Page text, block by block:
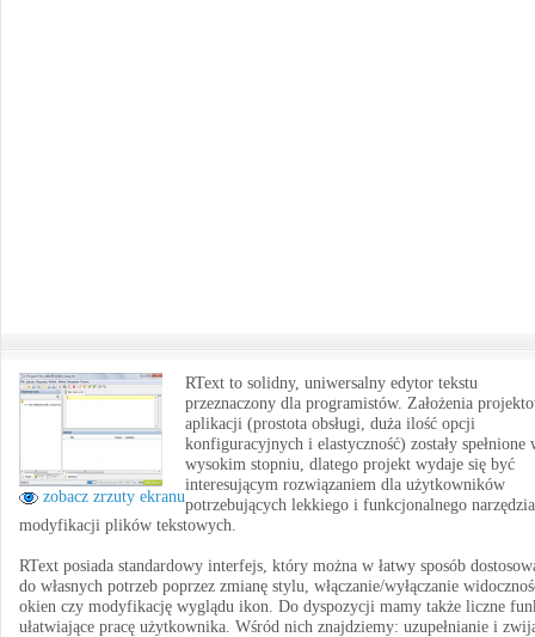
zobacz zrzuty ekranu
RText to solidny, uniwersalny edytor tekstu
przeznaczony dla programistów. Założenia
aplikacji (prostota obsługi, duża ilość opcji
konfiguracyjnych i elastyczność) zostały spełnione
wysokim stopniu, dlatego projekt wydaje się być
interesującym rozwiązaniem dla użytkowników
potrzebujących lekkiego i funkcjonalnego
modyfikacji plików tekstowych.
RText posiada standardowy interfejs, który można w łatwy sposób
do własnych potrzeb poprzez zmianę stylu, włączanie/wyłączanie
okien czy modyfikację wyglądu ikon. Do dyspozycji mamy także liczne
ułatwiające pracę użytkownika. Wśród nich znajdziemy: uzupełnianie i